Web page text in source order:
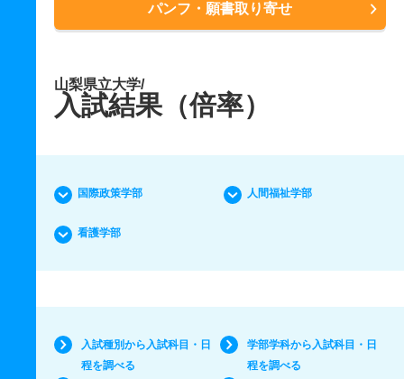
パンフ・願書取り寄せ
山梨県立大学/
入試結果（倍率）
国際政策学部 人間福祉学部
看護学部
入試種別から入試科目・日
程を調べる
学部学科から入試科目・日
程を調べる